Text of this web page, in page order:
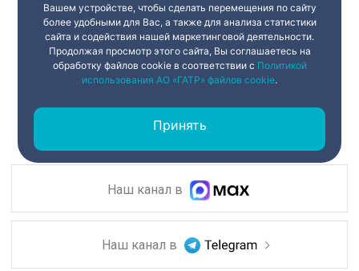
Наш канал в
Наш канал в
Вашем устройстве, чтобы сделать перемещения по сайту
более удобными для Вас, а также для анализа статистики
сайта и содействия нашей маркетинговой деятельности.
Продолжая просмотр этого сайта, Вы соглашаетесь на
обработку файлов cookie в соответствии с Политикой
использования АО «ГАТР» файлов cookie.
Принять